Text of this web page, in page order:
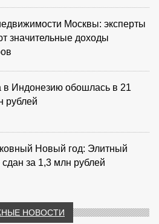
Москвы: эксперты
значительные доходы
в Индонезию обошлась в 21
рублей
Новый год: Элитный
сдан за 1,3 млн рублей
НОВОСТИ